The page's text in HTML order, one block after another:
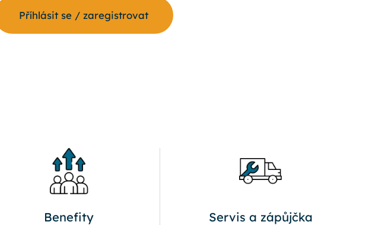
Příhlásit se / zaregistrovat
Benefity Servis a zápůjčka